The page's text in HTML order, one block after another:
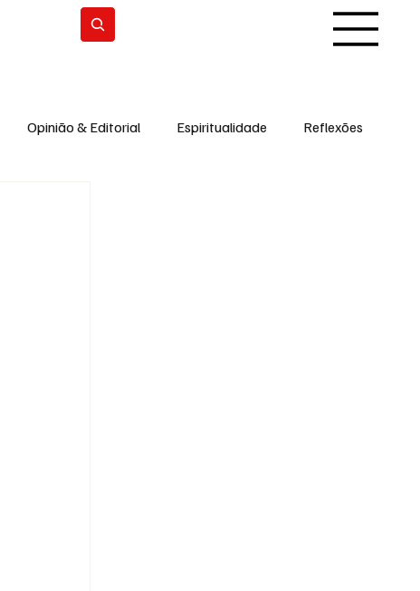
Opinião & Editorial Espiritualidade Reflexões